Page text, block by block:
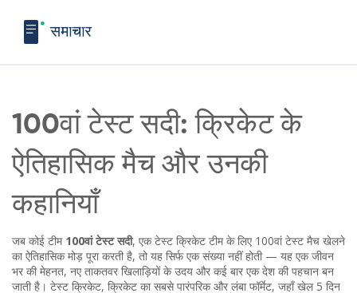
100वां टेस्ट सदी: क्रिकेट के
ऐतिहासिक मैच और उनकी
कहानियाँ
जब कोई टीम 100वां टेस्ट सदी, एक टेस्ट क्रिकेट टीम के लिए 100वां टेस्ट मैच खेलने
का ऐतिहासिक मोड़ पूरा करती है, तो यह सिर्फ एक संख्या नहीं होती — यह एक जीवन
भर की मेहनत, नए ताकतवर खिलाड़ियों के उदय और कई बार एक देश की पहचान बन
जाती है। टेस्ट क्रिकेट, क्रिकेट का सबसे पारंपरिक और लंबा फॉर्मेट, जहाँ खेल 5 दिन